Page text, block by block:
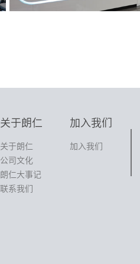
关于朗仁
关于朗仁
公司文化
朗仁大事记
联系我们
加入我们
加入我们